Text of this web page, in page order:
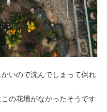
いので沈んでしまって倒れ
の花壇がなかったそうです